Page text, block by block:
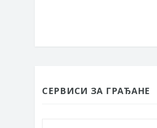
СЕРВИСИ ЗА ГРАЂАНЕ